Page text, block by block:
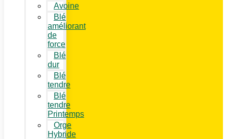
Avoine
Blé
améliorant
de
force
Blé
dur
Blé
tendre
Blé
tendre
Printemps
Orge
Hybride